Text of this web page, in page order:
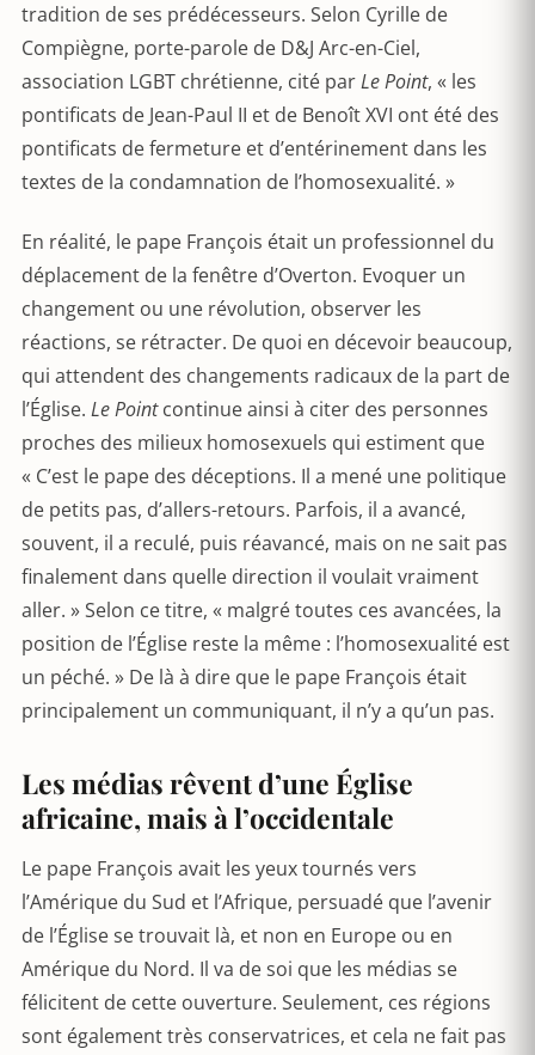
tradition de ses prédécesseurs. Selon Cyrille de
Compiègne, porte-parole de D&J Arc-en-Ciel,
association LGBT chrétienne, cité parLe Point, « les
pontificats de Jean-Paul II et de Benoît XVI ont été des
pontificats de fermeture et d’entérinement dans les
textes de la condamnation de l’homosexualité. »
En réalité, le pape François était un professionnel du
déplacement de la fenêtre d’Overton. Evoquer un
changement ou une révolution, observer les
réactions, se rétracter. De quoi en décevoir beaucoup,
qui attendent des changements radicaux de la part de
l’Église. Le Pointcontinue ainsi à citer des personnes
proches des milieux homosexuels qui estiment que
« C’est le pape des déceptions. Il a mené une politique
de petits pas, d’allers-retours. Parfois, il a avancé,
souvent, il a reculé, puis réavancé, mais on ne sait pas
finalement dans quelle direction il voulait vraiment
aller. » Selon ce titre, « malgré toutes ces avancées, la
position de l’Église reste la même : l’homosexualité est
un péché. » De là à dire que le pape François était
principalement un communiquant, il n’y a qu’un pas.
Les médias rêvent d’une Église
africaine, mais à l’occidentale
Le pape François avait les yeux tournés vers
l’Amérique du Sud et l’Afrique, persuadé que l’avenir
de l’Église se trouvait là, et non en Europe ou en
Amérique du Nord. Il va de soi que les médias se
félicitent de cette ouverture. Seulement, ces régions
sont également très conservatrices, et cela ne fait pas